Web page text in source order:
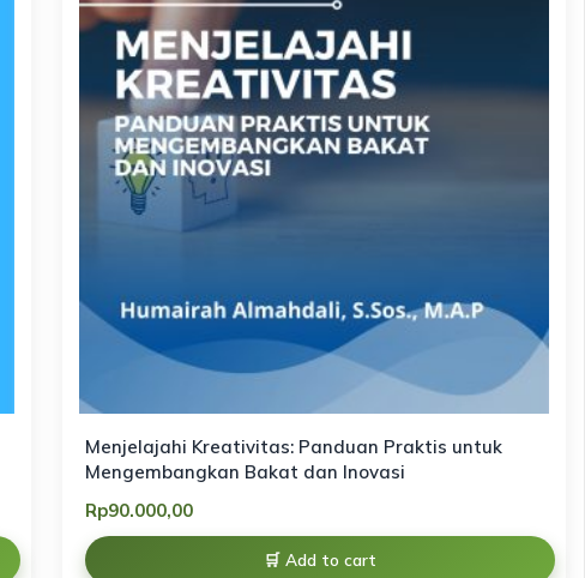
Menjelajahi Kreativitas: Panduan Praktis untuk
Mengembangkan Bakat dan Inovasi
Rp90.000,00
Add to cart